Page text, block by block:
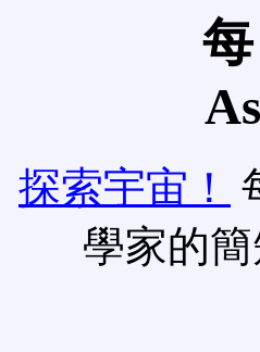
探索宇宙！
學家的